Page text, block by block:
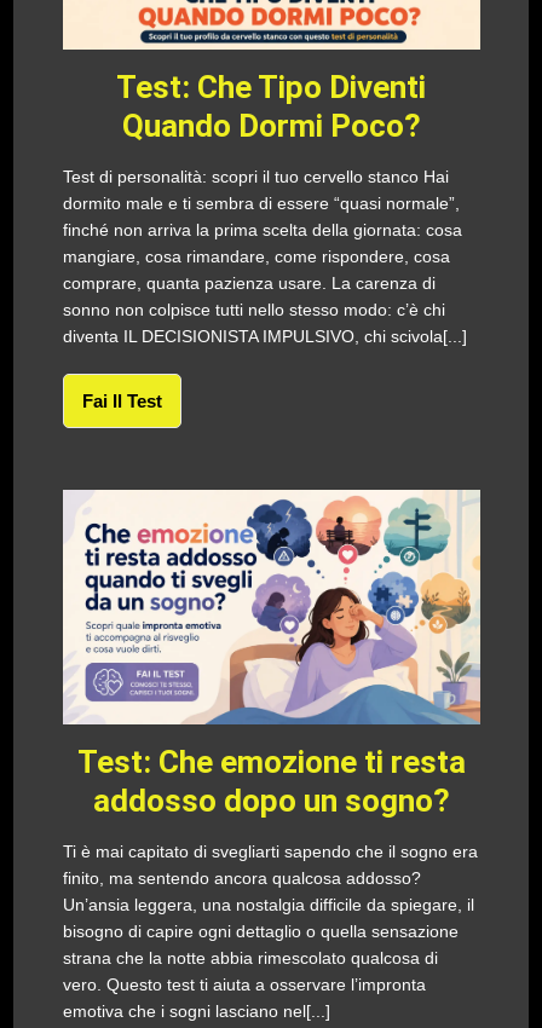
Test: Che Tipo Diventi
Quando Dormi Poco?
Test di personalità: scopri il tuo cervello stanco Hai
dormito male e ti sembra di essere “quasi normale”,
finché non arriva la prima scelta della giornata: cosa
mangiare, cosa rimandare, come rispondere, cosa
comprare, quanta pazienza usare. La carenza di
sonno non colpisce tutti nello stesso modo: c’è chi
diventa IL DECISIONISTA IMPULSIVO, chi scivola[...]
Fai Il Test
Test: Che emozione ti resta
addosso dopo un sogno?
Ti è mai capitato di svegliarti sapendo che il sogno era
finito, ma sentendo ancora qualcosa addosso?
Un’ansia leggera, una nostalgia difficile da spiegare, il
bisogno di capire ogni dettaglio o quella sensazione
strana che la notte abbia rimescolato qualcosa di
vero. Questo test ti aiuta a osservare l’impronta
emotiva che i sogni lasciano nel[...]